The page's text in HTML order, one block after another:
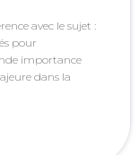
avec le sujet :
pour
importance
dans la